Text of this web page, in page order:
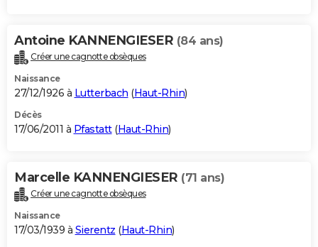
Antoine KANNENGIESER (84 ans)
Créer une cagnotte obsèques
Naissance
27/12/1926 à Lutterbach (Haut-Rhin)
Décès
17/06/2011 à Pfastatt(Haut-Rhin)
Marcelle KANNENGIESER (71 ans)
Créer une cagnotte obsèques
Naissance
17/03/1939 à Sierentz (Haut-Rhin)